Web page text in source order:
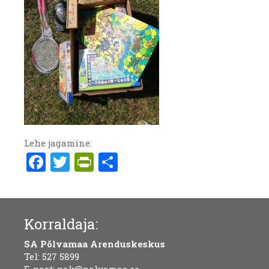
Lehe jagamine:
Facebook
TwitterPrintFriendly
Korraldaja:
SA Põlvamaa Arenduskeskus
Tel: 527 5899